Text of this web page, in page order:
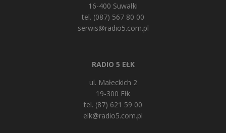
16-400 Suwałki
tel. (087) 567 80 00
serwis@radio5.com.pl
RADIO 5 EŁK
ul. Małeckich 2
19-300 Ełk
tel. (87) 621 59 00
elk@radio5.com.pl